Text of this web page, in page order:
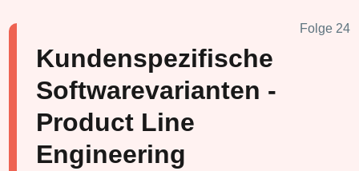
Folge 24
Kundenspezifische
Softwarevarianten -
Product Line
Engineering